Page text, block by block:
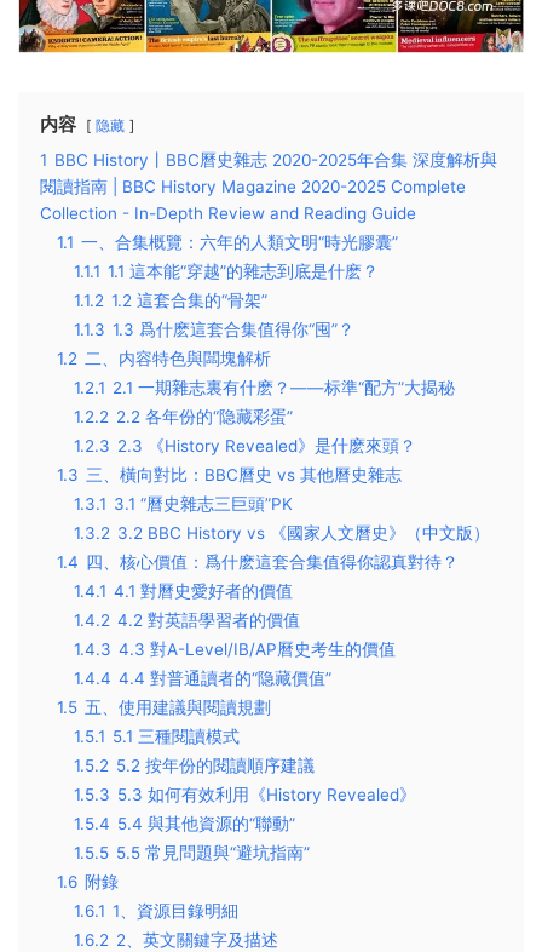
内容 隐藏
1 BBC History丨BBC曆史雜志 2020-2025年合集 深度解析與
閱讀指南 | BBC History Magazine 2020-2025 Complete
Collection - In-Depth Review and Reading Guide
1.1 一、合集概覽：六年的人類文明“時光膠囊”
1.1.1 1.1 這本能“穿越”的雜志到底是什麽？
1.1.2 1.2 這套合集的“骨架”
1.1.3 1.3 爲什麽這套合集值得你“囤”？
1.2 二、内容特色與闆塊解析
1.2.1 2.1 一期雜志裏有什麽？——标準“配方”大揭秘
1.2.2 2.2 各年份的“隐藏彩蛋”
1.2.3 2.3 《History Revealed》是什麽來頭？
1.3 三、橫向對比：BBC曆史 vs 其他曆史雜志
1.3.1 3.1 “曆史雜志三巨頭”PK
1.3.2 3.2 BBC History vs 《國家人文曆史》（中文版）
1.4 四、核心價值：爲什麽這套合集值得你認真對待？
1.4.1 4.1 對曆史愛好者的價值
1.4.2 4.2 對英語學習者的價值
1.4.3 4.3 對A-Level/IB/AP曆史考生的價值
1.4.4 4.4 對普通讀者的“隐藏價值”
1.5 五、使用建議與閱讀規劃
1.5.1 5.1 三種閱讀模式
1.5.2 5.2 按年份的閱讀順序建議
1.5.3 5.3 如何有效利用《History Revealed》
1.5.4 5.4 與其他資源的“聯動”
1.5.5 5.5 常見問題與“避坑指南”
1.6 附錄
1.6.1 1、資源目錄明細
1.6.2 2、英文關鍵字及描述